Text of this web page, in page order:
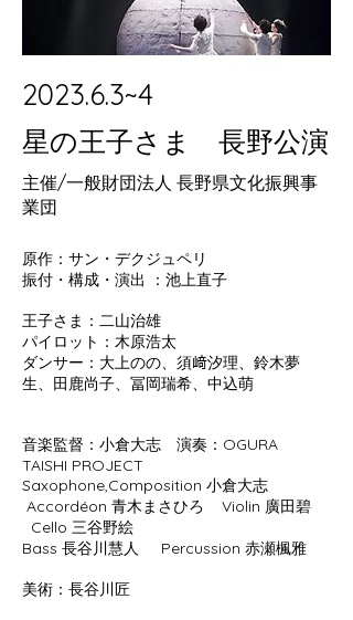
2023.6.3~4
​星の王子さま 長野公演
主催/一般財団法人 長野県文化振興事
業団
原作：サン・デクジュペリ
振付・構成・演出 ：池上直子
王子さま：二山治雄
パイロット：木原浩太
ダンサー：大上のの、須﨑汐理、鈴木夢
生、田鹿尚子、冨岡瑞希、中込萌
音楽監督：小倉大志 演奏：OGURA
TAISHI PROJECT
Saxophone,Composition 小倉大志
Accordéon 青木まさひろ Violin 廣田碧
Cello 三谷野絵
Bass 長谷川慧人 Percussion 赤瀬楓雅
美術：長谷川匠